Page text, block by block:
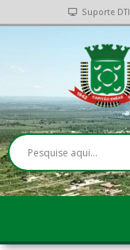
Suporte DTI